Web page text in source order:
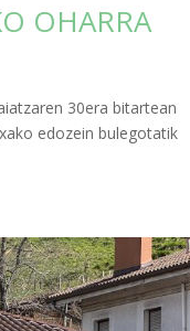
OHARRA
30era bitartean
edozein bulegotatik